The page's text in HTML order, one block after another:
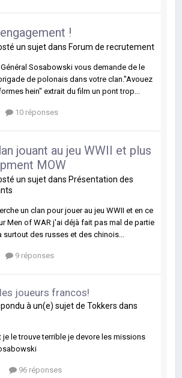
!
un sujet dans Forum de recrutement
Sosabowski vous demande de le
de polonais dans votre clan."Avouez
hein" extrait du film un pont trop...
10 réponses
jouant au jeu WWII et plus
MOW
un sujet dans Présentation des
un clan pour jouer au jeu WWII et en ce
Men of WAR j'ai déjà fait pas mal de partie
surtout des russes et des chinois...
9 réponses
joueurs francos!
à un(e) sujet de Tokkers dans
je le trouve terrible je devore les missions
96 réponses